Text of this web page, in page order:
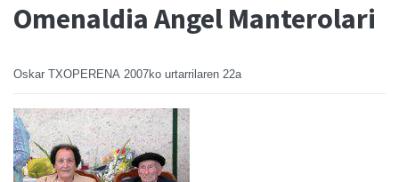
Omenaldia Angel Manterolari
Oskar TXOPERENA 2007ko urtarrilaren 22a